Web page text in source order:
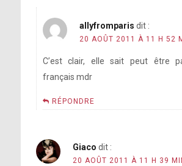
allyfromparis dit :
20 AOÛT 2011 À 11 H 52
C’est clair, elle sait peut être
français mdr
RÉPONDRE
Giaco dit :
20 AOÛT 2011 À 11 H 39